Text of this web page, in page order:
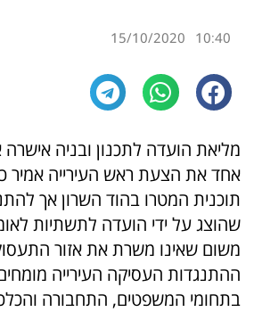
10:40
15/10/2020
מליאת הועדה לתכנון ובניה
אחד את הצעת ראש העירייה אמיר
תוכנית המטרו בהוד השרון אך
שהוצג על ידי הועדה לתשתיות
משום שאינו משרת את אזור
ההתנגדות העסיקה העירייה
בתחומי המשפטים, התחבורה